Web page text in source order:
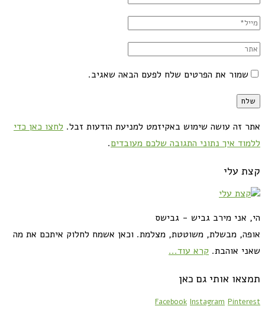
שמור את הפרטים שלח לפעם הבאה שאגיב.
אתר זה עושה שימוש באקיזמט למניעת הודעות זבל. לחצו כאן כדי
ללמוד איך נתוני התגובה שלכם מעובדים.
קצת עלי
הי, אני מירב גביש - גבישס
אופה, מבשלת, משוטטת, מצלמת. וכאן אשמח לחלוק איתכם את מה
שאני אוהבת. קרא עוד...
תמצאו אותי גם כאן
Facebook Instagram Pinterest